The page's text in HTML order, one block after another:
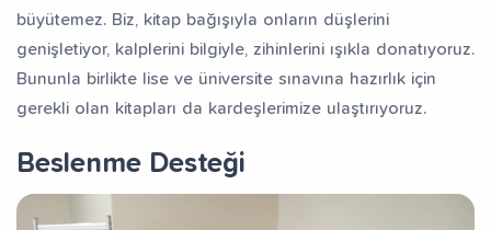
büyütemez. Biz, kitap bağışıyla onların düşlerini
genişletiyor, kalplerini bilgiyle, zihinlerini ışıkla donatıyoruz.
Bununla birlikte lise ve üniversite sınavına hazırlık için
gerekli olan kitapları da kardeşlerimize ulaştırıyoruz.
Beslenme Desteği